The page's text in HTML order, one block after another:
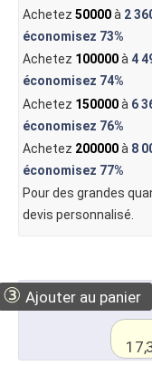
Achetez 50000à 2
économisez 73%
Achetez 100000à4
économisez 74%
Achetez 150000à 6
économisez 76%
Achetez 200000à 8
économisez 77%
Pour des grandes
devis personnalisé.
③ Ajouter au panier